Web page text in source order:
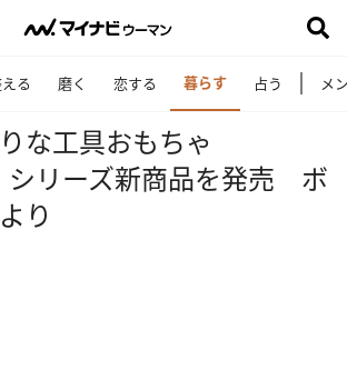
る 磨く 恋する 暮らす 占う メ
な工具おもちゃ
シリーズ新商品を発売 ボ
り